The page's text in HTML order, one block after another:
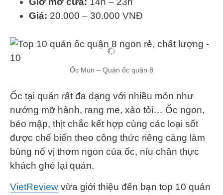
Giá: 20.000 – 30.000 VNĐ
Ốc Mun – Quán ốc quận 8
Ốc tại quán rất đa dạng với nhiều món như
nướng mỡ hành, rang me, xào tỏi… Ốc ngon,
béo mập, thịt chắc kết hợp cùng các loại sốt
được chế biến theo công thức riêng càng làm
bùng nổ vị thơm ngon của ốc, níu chân thực
khách ghé lại quán.
VietReview vừa giới thiệu đến bạn top 10 quán